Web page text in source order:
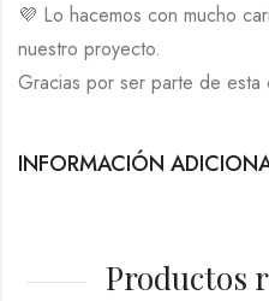
💜 Lo hacemos con mucho
nuestro proyecto.
Gracias por ser parte de esta
INFORMACIÓN
Productos